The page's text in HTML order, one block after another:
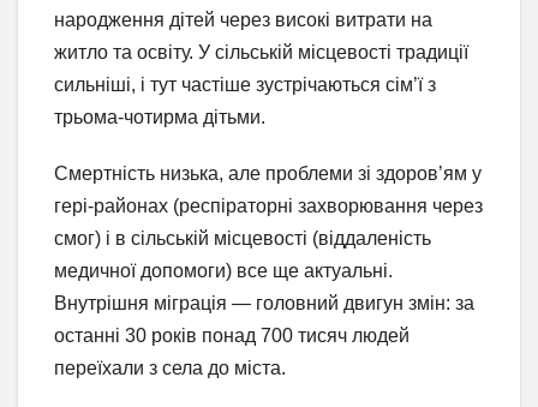
народження дітей через високі витрати на
житло та освіту. У сільській місцевості традиції
сильніші, і тут частіше зустрічаються сім’ї з
трьома-чотирма дітьми.
Смертність низька, але проблеми зі здоров’ям у
гері-районах (респіраторні захворювання через
смог) і в сільській місцевості (віддаленість
медичної допомоги) все ще актуальні.
Внутрішня міграція — головний двигун змін: за
останні 30 років понад 700 тисяч людей
переїхали з села до міста.